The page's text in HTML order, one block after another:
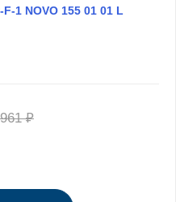
F-1 NOVO 155 01 01 L
₽